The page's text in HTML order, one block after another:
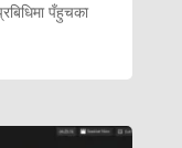
पँहुचका